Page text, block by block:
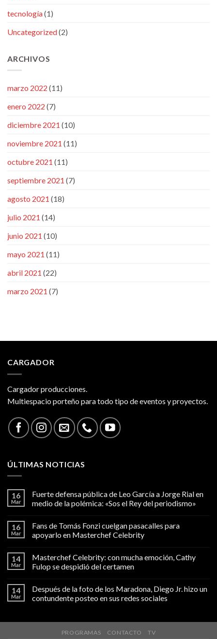
tecnología(1)
Uncategorized(2)
ARCHIVOS
marzo 2022 (11)
enero 2022 (7)
diciembre 2021 (10)
noviembre 2021 (11)
octubre 2021 (11)
septiembre 2021 (7)
agosto 2021 (18)
julio 2021 (14)
junio 2021 (10)
mayo 2021 (11)
abril 2021 (22)
marzo 2021 (7)
CARGADOR
Cargador producciones.
Multiespacio porteño para todo tipo de eventos y proyectos.
ÚLTIMAS NOTICIAS
16
Mar
Fuerte defensa pública de Leo García a Jorge Rial en
medio de la polémica: «Sos el Rey del periodismo»
16
Mar
Fans de Tomás Fonzi cuelgan pasacalles para
apoyarlo en Masterchef Celebrity
14
Mar
Masterchef Celebrity: con mucha emoción, Cathy
Fulop se despidió del certamen
14
Mar
Después de la foto de los Maradona, Diego Jr. hizo un
contundente posteo en sus redes sociales
PROGRAMAS CONTACTO TV